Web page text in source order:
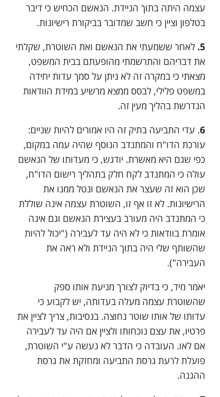
עצמה היתה בתוך הניידת. הנאשם הכחיש כי דיבר
בטלפון וציין כי חשב שמדובר בביקורת רישיונות.
5. לאחר ששמעתי את הנאשם ואת השוטרת, שקלתי
את דבריהם והתרשמתי מהופעתם בבית המשפט,
מצאתי כי במקרה זה לא ניתן על סמך עדות יחידה
במשפט פלילי, לבסס ממצא מרשיע במידת הוודאות
הנדרשת בהליך מעין זה.
6. עדי התביעה בתיק זה היו אמורים להיות שניים:
עורכת הדו"ח והמתנדב הנוסף שהיה עמה במקום,
כפי שגם היא מאשרת. יודגש, כי מעדותו של הנאשם
עולה כי המתנדב לקח חלק בתהליך רישום הדו"ח,
שכן הוא זה שעצר את הנאשם ונטל ממנו את
הרישיונות. לא זו אף זו, השוטרת עצמה אינה שוללת
כי המתנדב היה מעורב בעצירת הנאשם וגם אינה
אומרת בוודאות כי לא היה עד לעבירה ("יכול להיות
שהשותף שלי היה בתוך הניידת ולא ראה את
העבירה").
יאמר מיד, כי בדיוק לצורך מניעת אותו ספק
שהשוטרת עצמה מעלה בעדותה, יש לקבוע כי
עדותו של אותו שוטר נחוצה. בנסיבות, צריך לציין את
פרטיו, את עצם נוכחותו ולציין אם היה עד לעבירה
אם לאו. העובדה כי הדבר לא נעשה ע"י השוטרת,
פועלת לרעת גרסת התביעה ומחזקת את גרסת
ההגנה.